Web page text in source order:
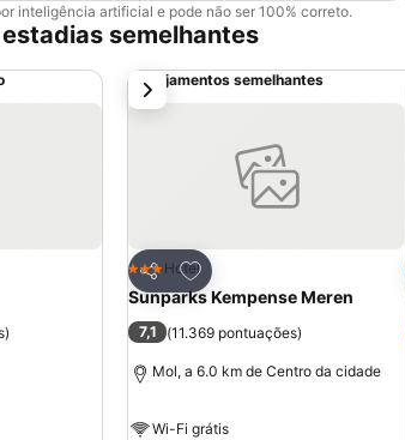
inteligência artificial e pode não ser 100% correto.
semelhantes
)
Alojamentos semelhantes
Partilhar
Adicionar aos favoritos
3 Estrelas
Hotel
Sunparks Kempense Meren
7,1 (11.369 pontuações)
Mol, a 6.0 km de Centro da cidade
Wi-Fi grátis
próximo